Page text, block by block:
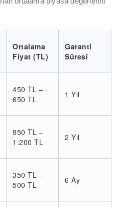
Ortalama
Fiyat (TL)
Garanti
Süresi
450 TL –
650 TL
1 Yıl
850 TL –
1.200 TL
2 Yıl
350 TL –
500 TL
6 Ay